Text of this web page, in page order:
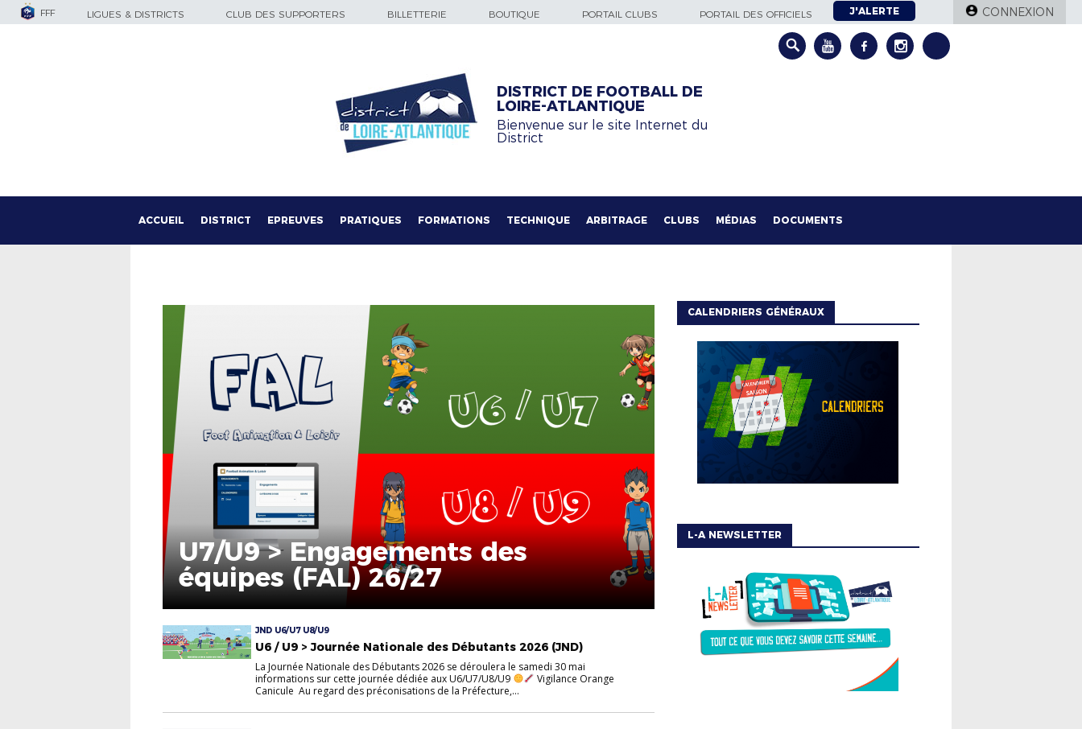
FFF LIGUES & DISTRICTS CLUB DES SUPPORTERS BILLETTERIE BOUTIQUE PORTAIL CLUBS PORTAIL DES OFFICIELS J'ALERTE CONNEXION
DISTRICT DE FOOTBALL DE
LOIRE-ATLANTIQUE
Bienvenue sur le site Internet du
District
ACCUEIL DISTRICT EPREUVES PRATIQUES FORMATIONS TECHNIQUE ARBITRAGE CLUBS MÉDIAS DOCUMENTS
U7/U9 > Engagements des
équipes (FAL) 26/27
JND U6/U7 U8/U9
U6 / U9 > Journée Nationale des Débutants 2026 (JND)
La Journée Nationale des Débutants 2026 se déroulera le samedi 30 mai
informations sur cette journée dédiée aux U6/U7/U8/U9
Vigilance Orange
Canicule Au regard des préconisations de la Préfecture,...
CALENDRIERS GÉNÉRAUX
L-A NEWSLETTER